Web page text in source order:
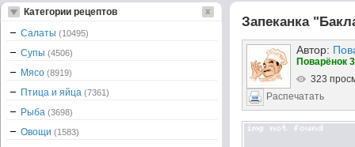
Запеканка
Автор:
Поварёнок
323
Распечатать
Категории рецептов
Салаты (10495)
Супы (4506)
Мясо (8919)
Птица и яйца (7361)
Рыба (3698)
Овощи (1583)